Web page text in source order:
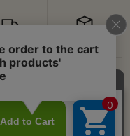
お問い合わせ